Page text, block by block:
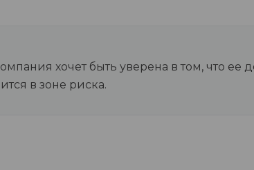
хочет быть уверена в том, что ее
в зоне риска.